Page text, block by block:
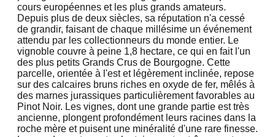
cours européennes et les plus grands amateurs.
Depuis plus de deux siècles, sa réputation n'a cessé
de grandir, faisant de chaque millésime un événement
attendu par les collectionneurs du monde entier. Le
vignoble couvre à peine 1,8 hectare, ce qui en fait l'un
des plus petits Grands Crus de Bourgogne. Cette
parcelle, orientée à l'est et légèrement inclinée, repose
sur des calcaires bruns riches en oxyde de fer, mêlés à
des marnes jurassiques particulièrement favorables au
Pinot Noir. Les vignes, dont une grande partie est très
ancienne, plongent profondément leurs racines dans la
roche mère et puisent une minéralité d'une rare finesse.